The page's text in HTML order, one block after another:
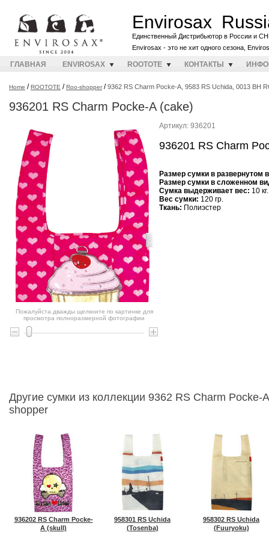
Envirosax
Единственный Дистрибьютор в России и
Envirosax - это не хит одного сезона,
ГЛАВНАЯ ENVIROSAX ROOTOTE КОНТАКТЫ
Home /ROOTOTE /Roo-shopper/9362 RS Charm Pocke-A, 9583 RS Uchida, 0013 BH
936201 RS Charm Pocke-A (cake)
Пожалуйста дважды щелкните по картинке для
просмотра полноразмерной фотографии
Артикул: 936201
936201 RS Charm
Размер сумки в развернутом
Размер сумки в сложенном
Cумка выдерживает вес: 10 кг.
Вес сумки: 120 гр.
Ткань: Полиэстер
Другие сумки из коллекции 9362 RS Charm
shopper
936202 RS Charm Pocke-
A (skull)
958301 RS Uchida
(Tosenba)
958302 RS Uchida
(Fuuryoku)